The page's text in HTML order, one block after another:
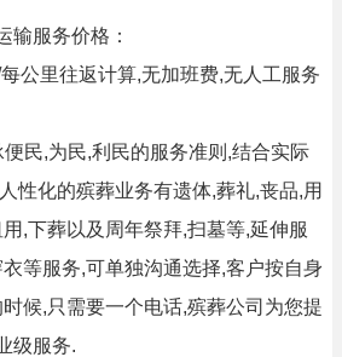
输服务价格：
公里往返计算,无加班费,无人工服务
民,为民,利民的服务准则,结合实际
性化的殡葬业务有遗体,葬礼,丧品,用
,下葬以及周年祭拜,扫墓等,延伸服
等服务,可单独沟通选择,客户按自身
候,只需要一个电话,殡葬公司为您提
级服务.